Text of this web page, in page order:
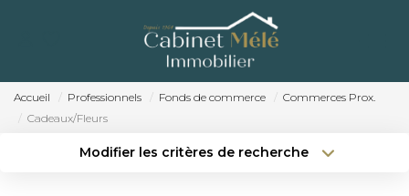
ACCUEIL
ACHETER
Accueil Professionnels Fonds de commerce
Commerces Prox.
Cadeaux/Fleurs
Modifier les critères de recherche